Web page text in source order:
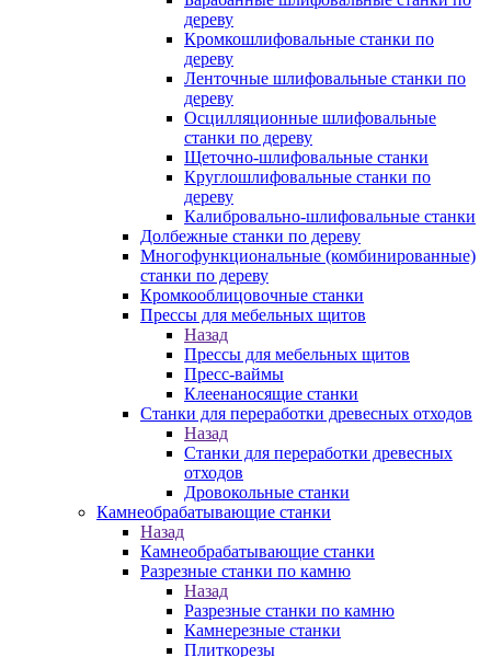
дереву
Кромкошлифовальные станки по
дереву
Ленточные шлифовальные станки по
дереву
Осцилляционные шлифовальные
станки по дереву
Щеточно-шлифовальные станки
Круглошлифовальные станки по
дереву
Калибровально-шлифовальные станки
Долбежные станки по дереву
Многофункциональные (комбинированные)
станки по дереву
Кромкооблицовочные станки
Прессы для мебельных щитов
Назад
Прессы для мебельных щитов
Пресс-ваймы
Клеенаносящие станки
Станки для переработки древесных отходов
Назад
Станки для переработки древесных
отходов
Дровокольные станки
Камнеобрабатывающие станки
Назад
Камнеобрабатывающие станки
Разрезные станки по камню
Назад
Разрезные станки по камню
Камнерезные станки
Плиткорезы